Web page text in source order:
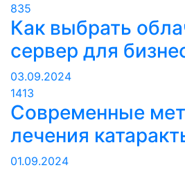
835
Как выбрать
сервер для
03.09.2024
1413
Современные
лечения
01.09.2024